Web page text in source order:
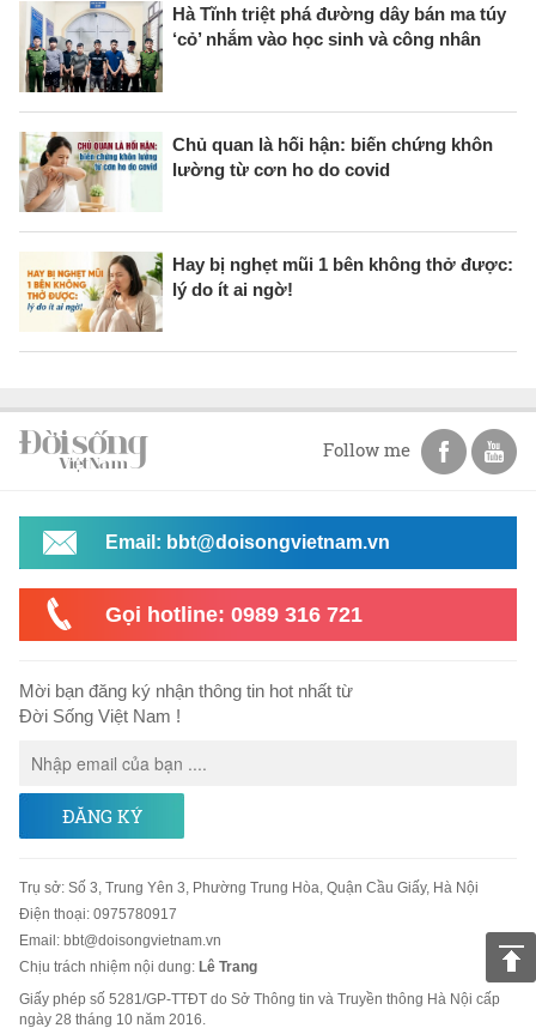
Hà Tĩnh triệt phá đường dây bán ma túy
‘cỏ’ nhắm vào học sinh và công nhân
Chủ quan là hối hận: biến chứng khôn
lường từ cơn ho do covid
Hay bị nghẹt mũi 1 bên không thở được:
lý do ít ai ngờ!
Follow me
Email: bbt@doisongvietnam.vn
Gọi hotline: 0989 316 721
Mời bạn đăng ký nhận thông tin hot nhất từ
Đời Sống Việt Nam !
ĐĂNG KÝ
Trụ sở: Số 3, Trung Yên 3, Phường Trung Hòa, Quận Cầu Giấy, Hà Nội
Điện thoại: 0975780917
Email: bbt@doisongvietnam.vn
Chịu trách nhiệm nội dung: Lê Trang
Giấy phép số 5281/GP-TTĐT do Sở Thông tin và Truyền thông Hà Nội cấp
ngày 28 tháng 10 năm 2016.